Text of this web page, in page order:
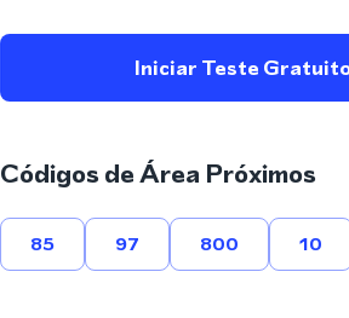
Iniciar Teste
Códigos de Área Próximos
85 97 800 10